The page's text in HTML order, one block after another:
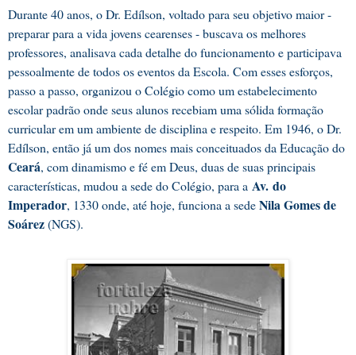
Durante 40 anos, o Dr. Edílson, voltado para seu objetivo maior -
preparar para a vida jovens cearenses - buscava os melhores
professores, analisava cada detalhe do funcionamento e participava
pessoalmente de todos os eventos da Escola. Com esses esforços,
passo a passo, organizou o Colégio como um estabelecimento
escolar padrão onde seus alunos recebiam uma sólida formação
curricular em um ambiente de disciplina e respeito. Em 1946, o Dr.
Edílson, então já um dos nomes mais conceituados da Educação do
Ceará, com dinamismo e fé em Deus, duas de suas principais
características, mudou a sede do Colégio, para a Av. do
Imperador, 1330 onde, até hoje, funciona a sedeNila Gomes de
Soárez(NGS).